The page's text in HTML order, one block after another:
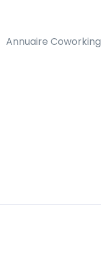
Annuaire Coworking